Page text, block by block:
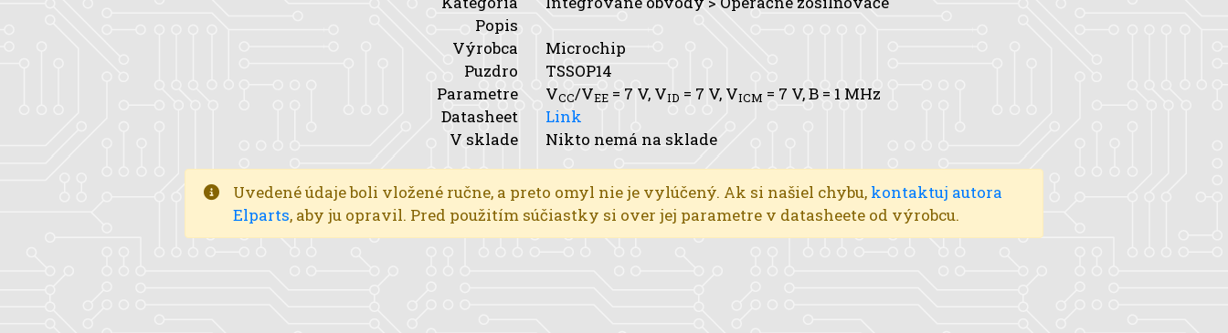
Popis
Výrobca
Microchip
Puzdro
TSSOP14
Parametre
VCC/VEE = 7 V, VID = 7 V, VICM = 7 V,B = 1 MHz
Datasheet
Link
V sklade
Nikto nemá na sklade
Uvedené údaje boli vložené ručne, a preto omyl nie je vylúčený. Ak si našiel chybu, kontaktuj autora
Elparts, aby ju opravil. Pred použitím súčiastky si over jej parametre v datasheete od výrobcu.